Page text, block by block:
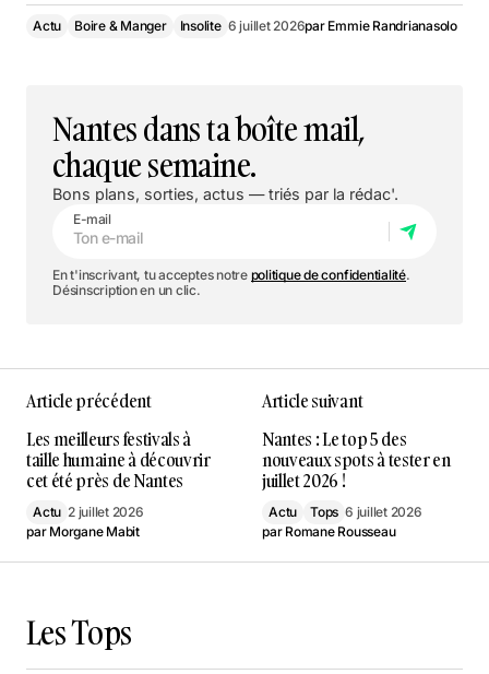
Actu Boire & Manger Insolite 6 juillet 2026par Emmie Randrianasolo
Nantes dans ta boîte mail,
chaque semaine.
Bons plans, sorties, actus — triés par la rédac'.
E-mail
En t'inscrivant, tu acceptes notre politique de confidentialité.
Désinscription en un clic.
Article précédent
Les meilleurs festivals à
taille humaine à découvrir
cet été près de Nantes
Actu 2 juillet 2026
par Morgane Mabit
Article suivant
Nantes : Le top 5 des
nouveaux spots à tester en
juillet 2026 !
Actu Tops 6 juillet 2026
par Romane Rousseau
Les Tops